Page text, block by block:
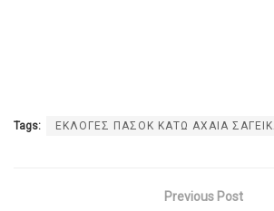
Tags: ΕΚΛΟΓΕΣ ΠΑΣΟΚ ΚΑΤΩ ΑΧΑΙΑ
Previous Post